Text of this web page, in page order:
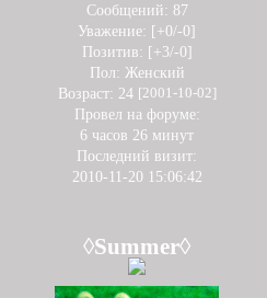
Сообщений: 87
Уважение: [+0/-0]
Позитив: [+3/-0]
Пол: Женский
Возраст: 24 [2001-10-02]
Провел на форуме:
6 часов 26 минут
Последний визит:
2010-11-20 15:06:42
◊Summer◊